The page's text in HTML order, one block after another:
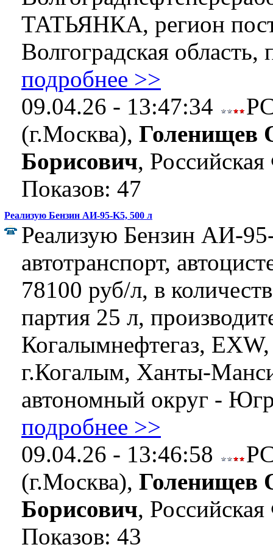
ТАТЬЯНКА, регион
Волгоградская область,
подробнее >>
09.04.26 - 13:47:34
(г.Москва), Голенищев
Борисович,
Показов: 47
Реализую Бензин АИ-95-K5, 500 л
Реализую Бензин АИ-
автотранспорт,
78100 руб/л, в
партия 25 л,
Когалымнефтегаз,
г.Когалым, Ханты-
автономный округ -
подробнее >>
09.04.26 - 13:46:58
(г.Москва), Голенищев
Борисович,
Показов: 43